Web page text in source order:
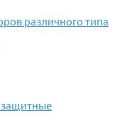
различного типа
защитные